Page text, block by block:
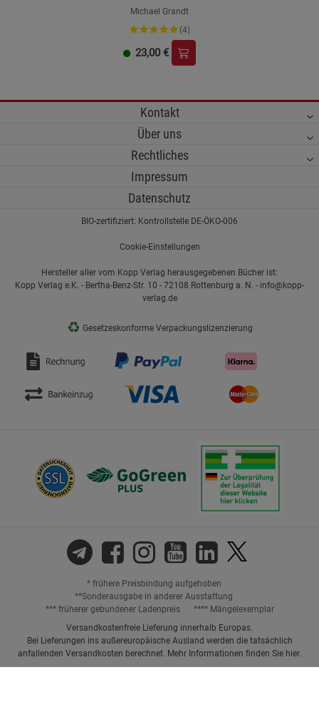
Michael Grandt
(4)
23,00 €
Kontakt
Über uns
Rechtliches
Impressum
Datenschutz
BIO-zertifiziert: Kontrollstelle DE-ÖKO-006
Cookie-Einstellungen
Hersteller aller vom Kopp Verlag herausgegebenen Bücher ist:
Kopp Verlag e.K. - Bertha-Benz-Str. 10 - 72108 Rottenburg a. N. - info@kopp-
verlag.de
♻ Gesetzeskonforme Verpackungslizenzierung
* frühere Preisbindung aufgehoben
**Sonderausgabe in anderer Ausstattung
*** früherer gebundener Ladenpreis
**** Mängelexemplar
Versandkostenfreie Lieferung innerhalb Europas.
Bei Lieferungen ins außereuropäische Ausland werden die tatsächlich
anfallenden Versandkosten berechnet. Mehr Informationen finden Sie hier.